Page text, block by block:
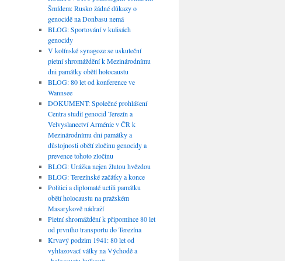
Šmídem: Rusko žádné důkazy o
genocidě na Donbasu nemá
BLOG: Sportování v kulisách
genocidy
V kolínské synagoze se uskuteční
pietní shromáždění k Mezinárodnímu
dni památky obětí holocaustu
BLOG: 80 let od konference ve
Wannsee
DOKUMENT: Společné prohlášení
Centra studií genocid Terezín a
Velvyslanectví Arménie v ČR k
Mezinárodnímu dni památky a
důstojnosti obětí zločinu genocidy a
prevence tohoto zločinu
BLOG: Urážka nejen žlutou hvězdou
BLOG: Terezínské začátky a konce
Politici a diplomaté uctili památku
obětí holocaustu na pražském
Masarykově nádraží
Pietní shromáždění k připomínce 80 let
od prvního transportu do Terezína
Krvavý podzim 1941: 80 let od
vyhlazovací války na Východě a